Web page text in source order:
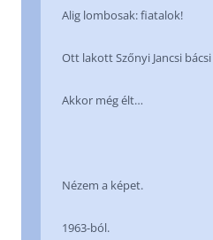
Alig lombosak: fiatalok!
Ott lakott Szőnyi Jancsi bácsi
Akkor még élt…
Nézem a képet.
1963-ból.